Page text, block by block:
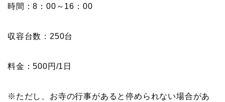
時間：8：00～16：00
収容台数：250台
料金：500円/1日
※ただし、お寺の行事があると停められない場合があ